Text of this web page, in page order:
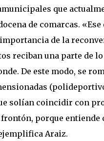
que
de comarcas.
de la
reciban una parte de
De este modo, se
solían coincidir con
porque entiende
Araiz.